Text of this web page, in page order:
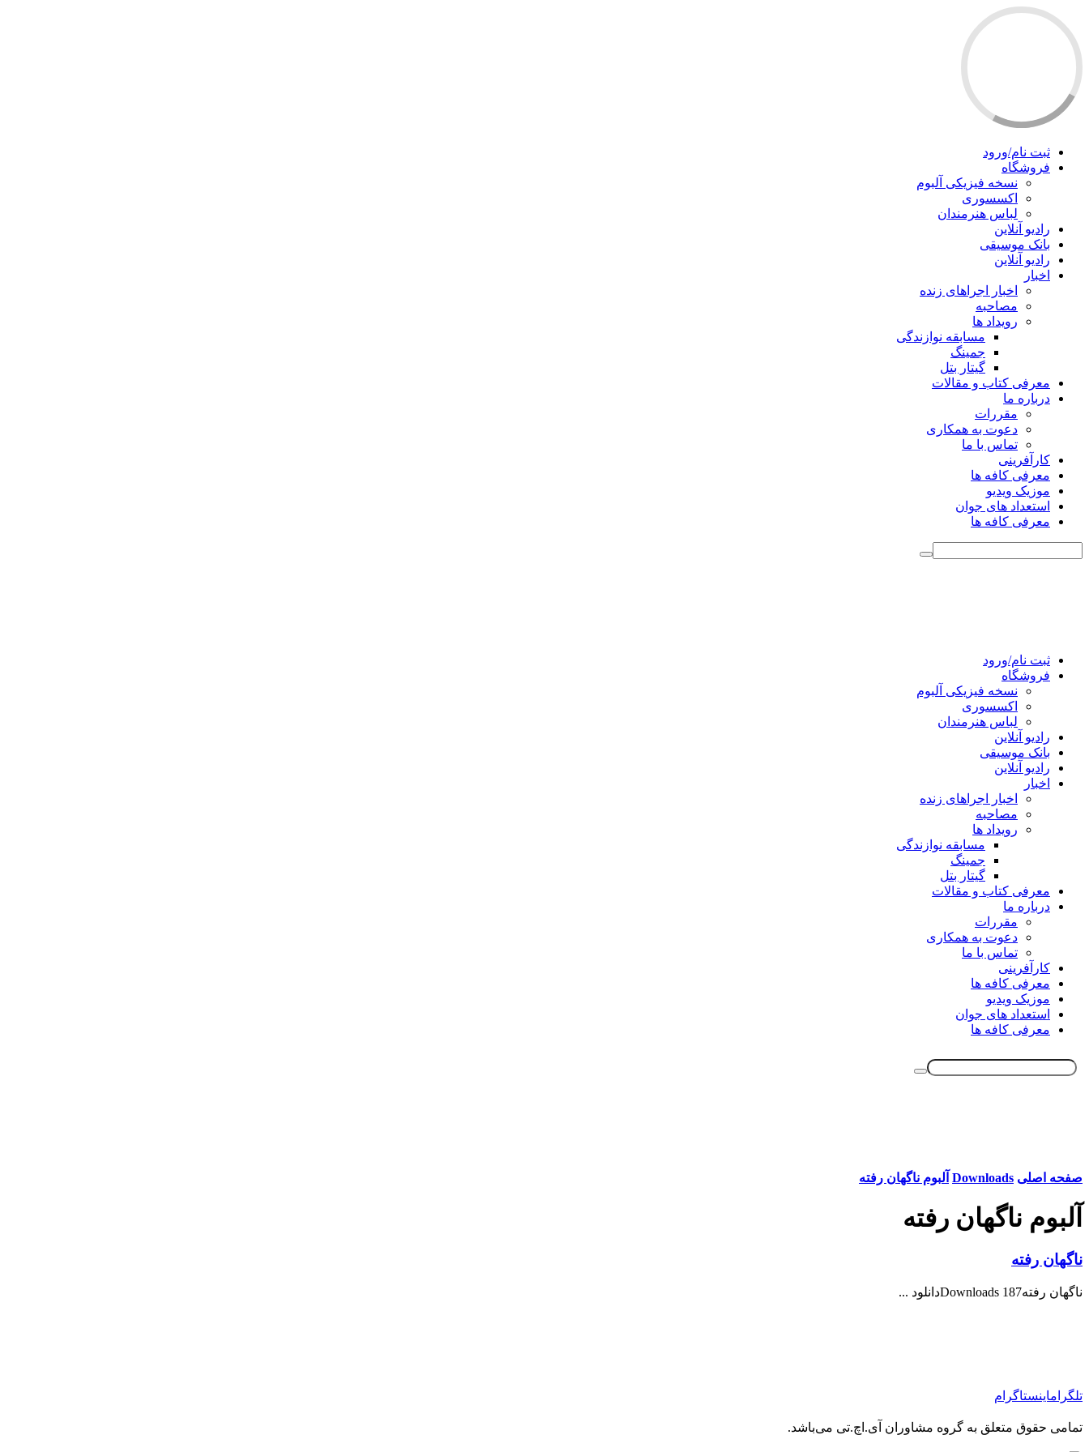
ثبت نام/ورود
فروشگاه
نسخه فیزیکی آلبوم
اکسسوری
لباس هنرمندان
رادیو آنلاین
بانک موسیقی
رادیو آنلاین
اخبار
اخبار اجراهای زنده
مصاحبه
رویداد ها
مسابقه نوازندگی
جمینگ
گیتار بتل
معرفی کتاب و مقالات
درباره ما
مقررات
دعوت به همکاری
تماس با ما
کارآفرینی
معرفی کافه ها
موزیک ویدیو
استعداد های جوان
معرفی کافه ها
ثبت نام/ورود
فروشگاه
نسخه فیزیکی آلبوم
اکسسوری
لباس هنرمندان
رادیو آنلاین
بانک موسیقی
رادیو آنلاین
اخبار
اخبار اجراهای زنده
مصاحبه
رویداد ها
مسابقه نوازندگی
جمینگ
گیتار بتل
معرفی کتاب و مقالات
درباره ما
مقررات
دعوت به همکاری
تماس با ما
کارآفرینی
معرفی کافه ها
موزیک ویدیو
استعداد های جوان
معرفی کافه ها
صفحه اصلی Downloads آلبوم ناگهان رفته
آلبوم ناگهان رفته
ناگهان رفته
ناگهان رفته187 Downloadsدانلود ...
تلگراماینستاگرام
تمامی حقوق متعلق به گروه مشاوران آی.اچ.تی می‌باشد.